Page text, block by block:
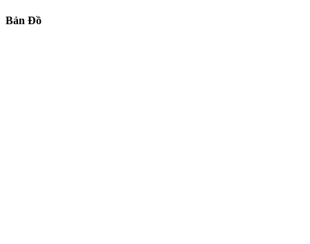
Bản Đồ